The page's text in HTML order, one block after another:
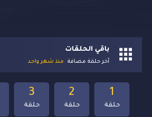
باقي الحلقات
آخر حلقة مضافة منذ شهر واحد
3
حلقة
2
حلقة
1
حلقة